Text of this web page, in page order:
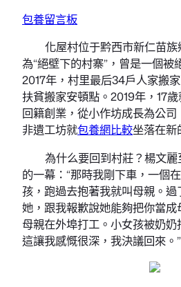
包養留言板
化屋村位于黔西市新仁苗族
為“絕壁下的村寨”，曾是一個被
2017年，村里最后34戶人家搬
扶貧搬家安頓點。2019年，17
回籍創業，從小作坊成長為公
非遺工坊就包養網比較坐落在新
為什么要回到村莊？楊文
的一幕：“那時我剛下車，一個
孩，跑過去抱著我就叫母親。
她，跟我報歉說她能夠把你當成
母親在外埠打工。小女孩被奶奶
這讓我感慨很深，我決議回來。”